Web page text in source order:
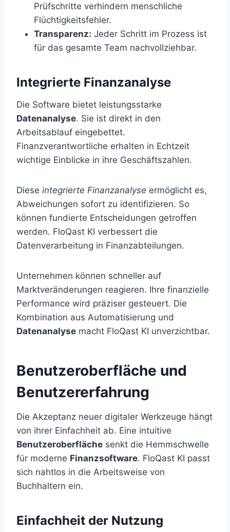
Prüfschritte verhindern menschliche
Flüchtigkeitsfehler.
Transparenz: Jeder Schritt im Prozess ist
für das gesamte Team nachvollziehbar.
Integrierte Finanzanalyse
Die Software bietet leistungsstarke
Datenanalyse. Sie ist direkt in den
Arbeitsablauf eingebettet.
Finanzverantwortliche erhalten in Echtzeit
wichtige Einblicke in ihre Geschäftszahlen.
Diese integrierte Finanzanalyse ermöglicht es,
Abweichungen sofort zu identifizieren. So
können fundierte Entscheidungen getroffen
werden. FloQast KI verbessert die
Datenverarbeitung in Finanzabteilungen.
Unternehmen können schneller auf
Marktveränderungen reagieren. Ihre finanzielle
Performance wird präziser gesteuert. Die
Kombination aus Automatisierung und
Datenanalyse macht FloQast KI unverzichtbar.
Benutzeroberfläche und
Benutzererfahrung
Die Akzeptanz neuer digitaler Werkzeuge hängt
von ihrer Einfachheit ab. Eine intuitive
Benutzeroberfläche senkt die Hemmschwelle
für moderne Finanzsoftware. FloQast KI passt
sich nahtlos in die Arbeitsweise von
Buchhaltern ein.
Einfachheit der Nutzung